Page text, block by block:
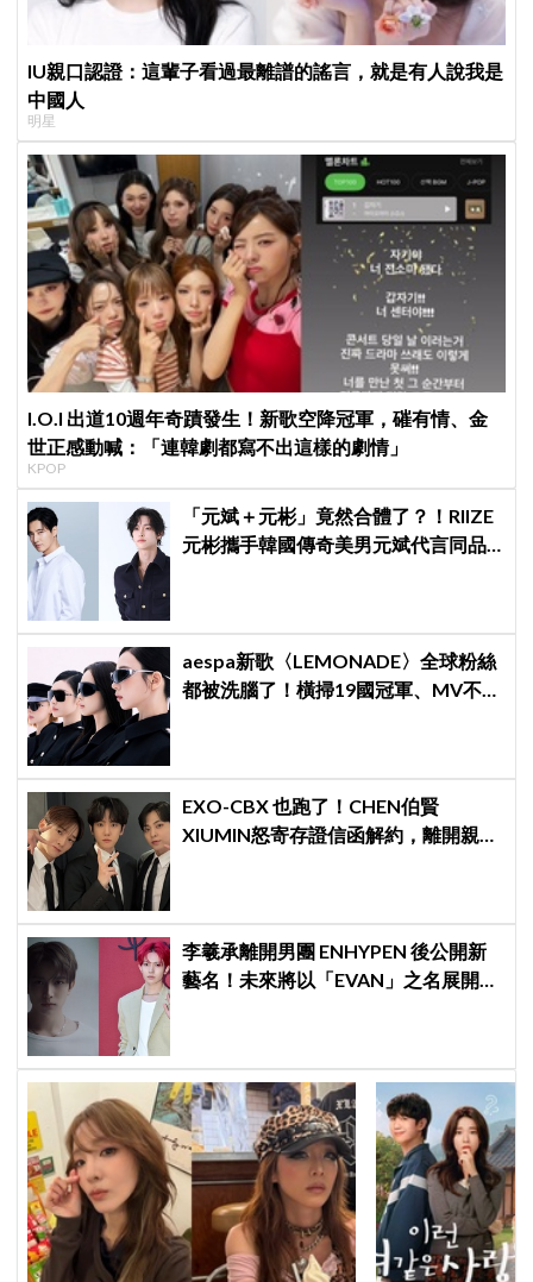
IU親口認證：這輩子看過最離譜的謠言，就是有人說我是
中國人
明星
I.O.I 出道10週年奇蹟發生！新歌空降冠軍，磪有情、金
世正感動喊：「連韓劇都寫不出這樣的劇情」
KPOP
「元斌＋元彬」竟然合體了？！RIIZE
元彬攜手韓國傳奇美男元斌代言同品
aespa新歌〈LEMONADE〉全球粉絲
都被洗腦了！橫掃19國冠軍、MV不到
EXO-CBX 也跑了！CHEN伯賢
XIUMIN怒寄存證信函解約，離開親手
李羲承離開男團 ENHYPEN 後公開新
藝名！未來將以「EVAN」之名展開